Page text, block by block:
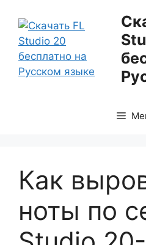
содержимому
Как
ноты по